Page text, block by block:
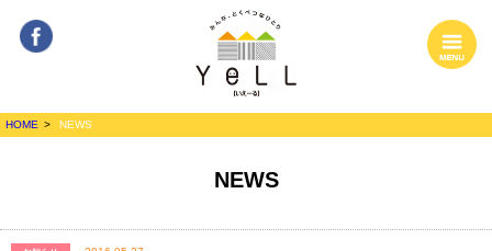
Facebook
NEWS
HOME NEWS